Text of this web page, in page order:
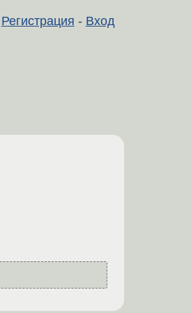
Регистрация - Вход